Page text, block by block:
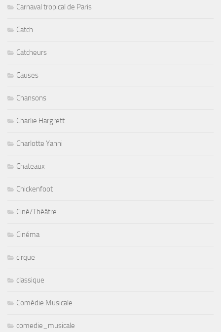
Carnaval tropical de Paris
Catch
Catcheurs
Causes
Chansons
Charlie Hargrett
Charlotte Yanni
Chateaux
Chickenfoot
Ciné/Théâtre
Cinéma
cirque
classique
Comédie Musicale
comedie_musicale